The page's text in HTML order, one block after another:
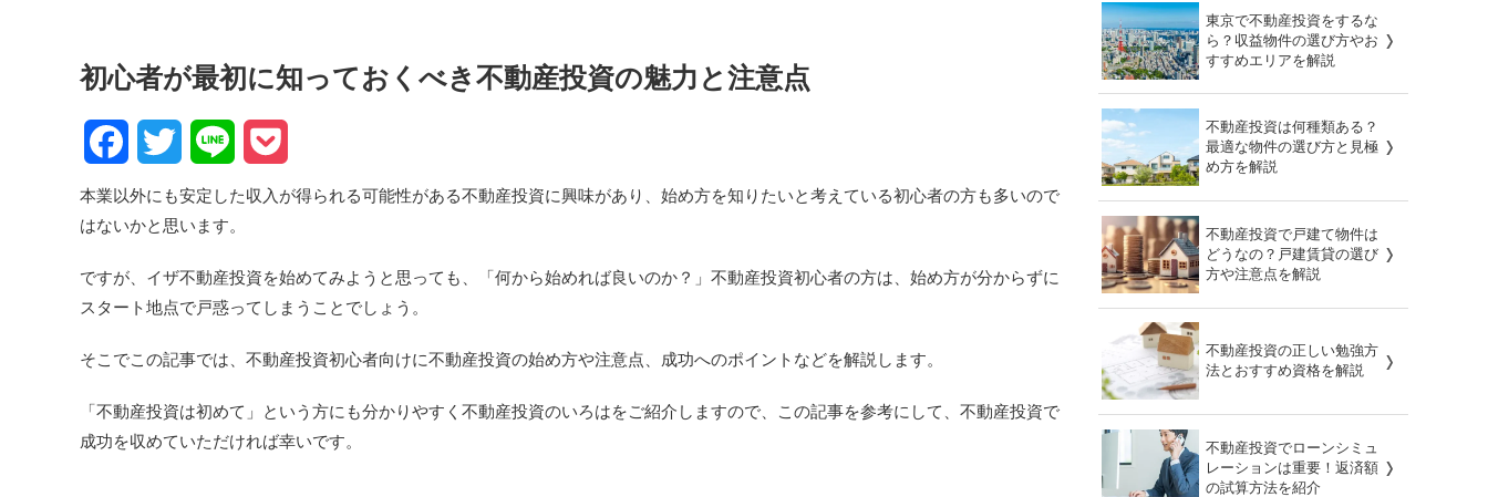
初心者が最初に知っておくべき不動産投資の魅力と注意点
Facebook
Twitter Line
本業以外にも安定した収入が得られる可能性がある不動産投資に興味があり、始め方を知りたいと考えている初心者の方も多いので
はないかと思います。
ですが、イザ不動産投資を始めてみようと思っても、「何から始めれば良いのか？」不動産投資初心者の方は、始め方が分からずに
スタート地点で戸惑ってしまうことでしょう。
そこでこの記事では、不動産投資初心者向けに不動産投資の始め方や注意点、成功へのポイントなどを解説します。
「不動産投資は初めて」という方にも分かりやすく不動産投資のいろはをご紹介しますので、この記事を参考にして、不動産投資で
成功を収めていただければ幸いです。
東京で不動産投資をするな
ら？収益物件の選び方やお
すすめエリアを解説
不動産投資は何種類ある？
最適な物件の選び方と見極
め方を解説
不動産投資で戸建て物件は
どうなの？戸建賃貸の選び
方や注意点を解説
不動産投資の正しい勉強方
法とおすすめ資格を解説
不動産投資でローンシミュ
レーションは重要！返済額
の試算方法を紹介